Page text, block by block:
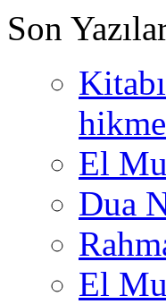
Son
El
Dua
El